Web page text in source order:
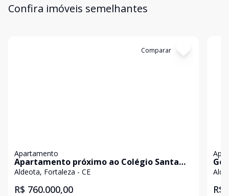
Confira imóveis semelhantes
Comparar
Apartamento
Apartamento próximo ao Colégio Santa
Cecilia
Aldeota, Fortaleza - CE
R$ 760.000,00 R$